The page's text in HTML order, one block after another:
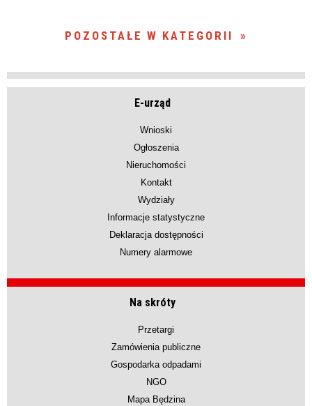
POZOSTAŁE W KATEGORII
E-urząd
Wnioski
Ogłoszenia
Nieruchomości
Kontakt
Wydziały
Informacje statystyczne
Deklaracja dostępności
Numery alarmowe
Na skróty
Przetargi
Zamówienia publiczne
Gospodarka odpadami
NGO
Mapa Będzina